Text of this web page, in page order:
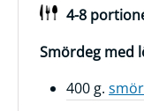
Topplistan
Bryggerier
Ölstilar
4-8
Smördeg med
400 g.